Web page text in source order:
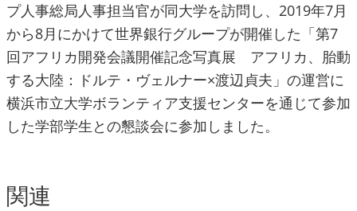
プ人事総局人事担当官が同大学を訪問し、2019年7月
から8月にかけて世界銀行グループが開催した「第7
回アフリカ開発会議開催記念写真展 アフリカ、胎動
する大陸：ドルテ・ヴェルナー×渡辺貞夫」の運営に
横浜市立大学ボランティア支援センターを通じて参加
した学部学生との懇談会に参加しました。
関連